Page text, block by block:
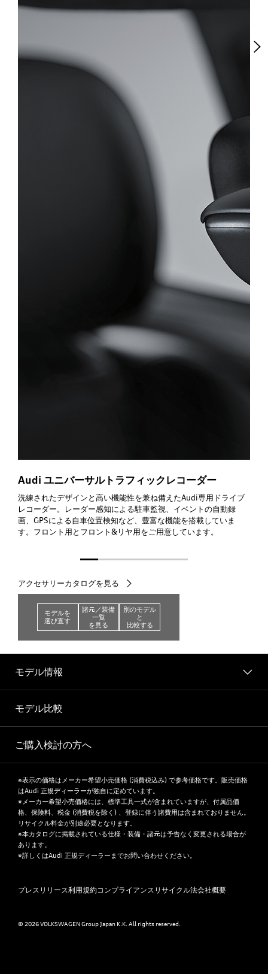
Audi ユニバーサルトラフィックレコーダー
洗練されたデザインと高い機能性を兼ね備えたAudi専用ドライブ
レコーダー。レーダー感知による駐車監視、イベントの自動録
画、GPSによる自車位置検知など、豊富な機能を搭載していま
す。フロント用とフロント&リヤ用をご用意しています。
アクセサリーカタログを見る
モデルを
選び直す
諸元／装備
一覧
を見る
別のモデル
と
比較する
モデル情報
モデル比較
ご購入検討の方へ
※表示の価格はメーカー希望小売価格 (消費税込み) で参考価格です。販売価格
はAudi 正規ディーラーが独自に定めています。
※メーカー希望小売価格には、標準工具一式が含まれていますが、付属品価
格、保険料、税金 (消費税を除く) 、登録に伴う諸費用は含まれておりません。
リサイクル料金が別途必要となります。
※本カタログに掲載されている仕様・装備・諸元は予告なく変更される場合が
あります。
※詳しくはAudi 正規ディーラーまでお問い合わせください。
プレスリリース利用規約コンプライアンス リサイクル法会社概要
© 2026 VOLKSWAGEN Group Japan K.K. All rights reserved.